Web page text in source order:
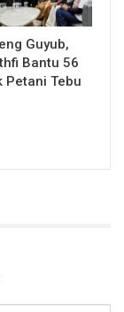
Guyub,
Bantu 56
Petani Tebu